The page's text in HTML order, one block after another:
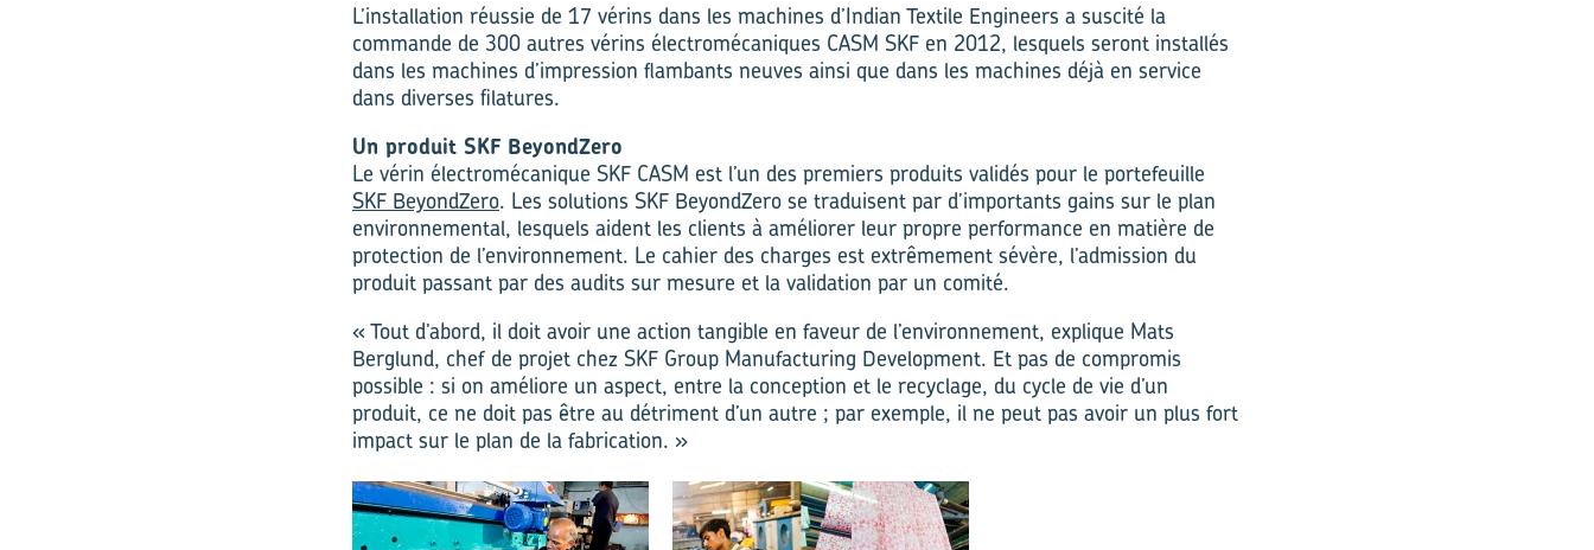
L’installation réussie de 17 vérins dans les machines d’Indian Textile Engineers a suscité la
commande de 300 autres vérins électromécaniques CASM SKF en 2012, lesquels seront installés
dans les machines d’impression flambants neuves ainsi que dans les machines déjà en service
dans diverses filatures.
Un produit SKF BeyondZero
Le vérin électromécanique SKF CASM est l’un des premiers produits validés pour le portefeuille
SKF BeyondZero. Les solutions SKF BeyondZero se traduisent par d’importants gains sur le plan
environnemental, lesquels aident les clients à améliorer leur propre performance en matière de
protection de l’environnement. Le cahier des charges est extrêmement sévère, l’admis­sion du
produit passant par des audits sur mesure et la validation par un comité.
« Tout d’abord, il doit avoir une action tangible en faveur de l’environnement, explique Mats
Berglund, chef de projet chez SKF Group Manufacturing Development. Et pas de compromis
possible : si on améliore un aspect, entre la conception et le recyclage, du cycle de vie d’un
produit, ce ne doit pas être au détriment d’un autre ; par exemple, il ne peut pas avoir un plus fort
impact sur le plan de la fabrication. »